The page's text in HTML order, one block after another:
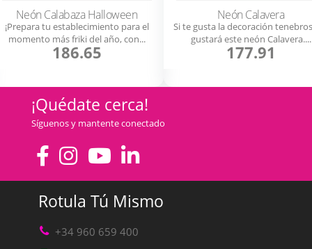
Neón Calabaza Halloween
¡Prepara tu establecimiento para el
momento más friki del año, con...
186.65
Neón Calavera
Si te gusta la decoración
gustará este neón Calavera....
177.91
¡Quédate cerca!
Síguenos y mantente conectado
Rotula Tú Mismo
+34 960 659 400